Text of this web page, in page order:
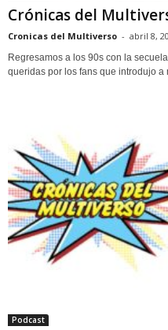
Crónicas del
Cronicas del Multiverso - abril 8,
Regresamos a los 90s con la
queridas por los fans que introdujo a
Podcast